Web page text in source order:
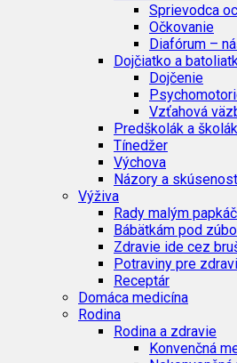
Sprievodca
Očkovanie
Diafórum –
Dojčiatko a
Dojčenie
Vzťahová
Predškolák a školák
Tínedžer
Výchova
Názory a
Výživa
Rady malým
Bábätkám pod
Zdravie ide cez
Potraviny pre
Receptár
Domáca medicína
Rodina
Rodina a zdravie
Konvenčná